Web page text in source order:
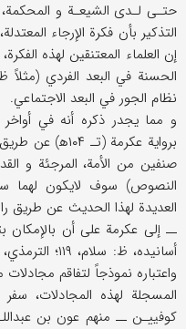
التذكير بأن فكرة الإرجاء
إن العلماء المعتنقين لهذه
نظام الجور في البعد الاجتماعي.
برواية عكرمة
صنفين من الأمة، المرجئة و
النصوص) سوف لايكون لهما
العديدة لهذا الحديث عن طريق
ــ إلى عكرمة على أن
واعتباره نموذجاً لتفاقم
كوفييـن ــ منهم عون بن